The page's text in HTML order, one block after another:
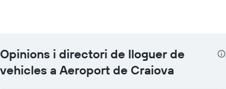
Opinions i directori de lloguer de
vehicles a Aeroport de Craiova